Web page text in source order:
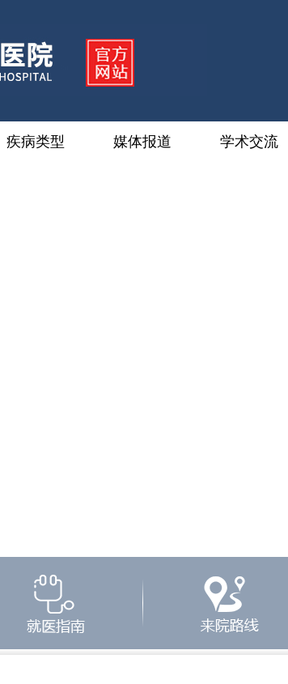
疾病类型 媒体报道 学术交流